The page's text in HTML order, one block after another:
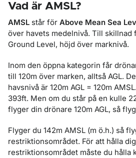
Vad är AMSL?
AMSL står för Above Mean Sea
över havets medelnivå. Till skillnad
Ground Level, höjd över marknivå.
Inom den öppna kategorin får
till 120m över marken, alltså AGL.
havsnivå är 120m AGL = 120m
393ft. Men om du står på en kulle
flyger din drönare 120m AGL, så
Flyger du 142m AMSL (m ö.h.) så
restriktionsområdet. För att hålla
restriktionsområdet måste du hålla